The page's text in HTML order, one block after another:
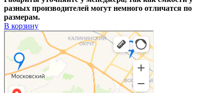
разных производителей могут немного отличатся по
размерам.
В корзину